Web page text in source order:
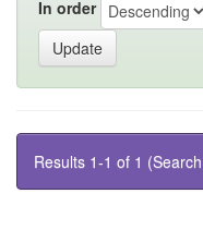
In order
Results 1-1 of 1